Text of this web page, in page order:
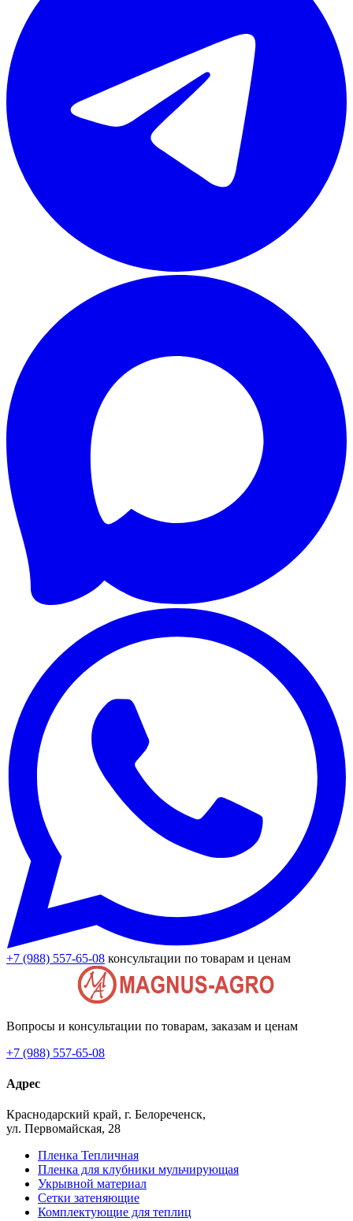
+7 (988) 557-65-08 консультации по товарам и ценам
Вопросы и консультации по товарам, заказам и ценам
+7 (988) 557-65-08
Адрес
Краснодарский край, г. Белореченск,
ул. Первомайская, 28
Пленка Тепличная
Пленка для клубники мульчирующая
Укрывной материал
Сетки затеняющие
Комплектующие для теплиц